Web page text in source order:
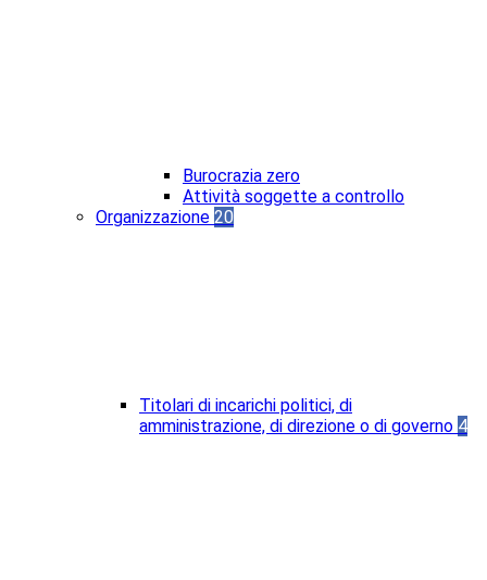
Burocrazia zero
Attività soggette a controllo
Organizzazione 20
Titolari di incarichi politici, di
amministrazione, di direzione o di governo 4